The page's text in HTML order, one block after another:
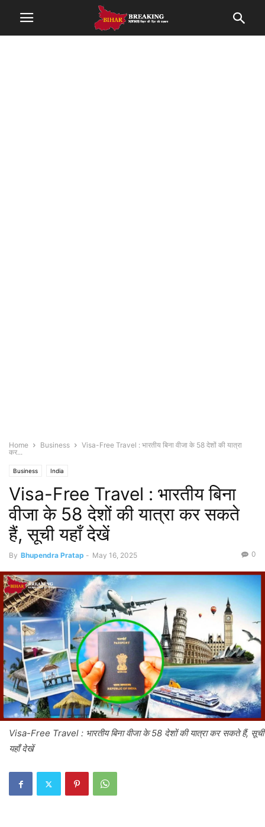
Home Business
Visa-Free Travel : भारतीय बिना वीजा के 58 देशों की यात्रा
कर...
Business India
Visa-Free Travel : भारतीय बिना
वीजा के 58 देशों की यात्रा कर सकते
हैं, सूची यहाँ देखें
By Bhupendra Pratap - May 16, 2025 0
Visa-Free Travel : भारतीय बिना वीजा के 58 देशों की यात्रा कर सकते हैं, सूची
यहाँ देखें